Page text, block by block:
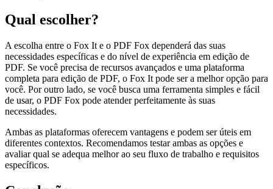
Qual escolher?
A escolha entre o Fox It e o PDF Fox dependerá das suas
necessidades específicas e do nível de experiência em edição de
PDF. Se você precisa de recursos avançados e uma plataforma
completa para edição de PDF, o Fox It pode ser a melhor opção para
você. Por outro lado, se você busca uma ferramenta simples e fácil
de usar, o PDF Fox pode atender perfeitamente às suas
necessidades.
Ambas as plataformas oferecem vantagens e podem ser úteis em
diferentes contextos. Recomendamos testar ambas as opções e
avaliar qual se adequa melhor ao seu fluxo de trabalho e requisitos
específicos.